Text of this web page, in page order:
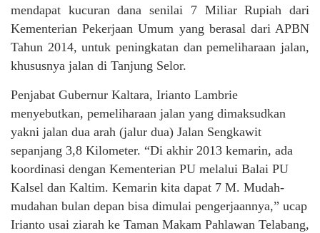
mendapat kucuran dana senilai 7 Miliar Rupiah dari
Kementerian Pekerjaan Umum yang berasal dari APBN
Tahun 2014, untuk peningkatan dan pemeliharaan jalan,
khususnya jalan di Tanjung Selor.
Penjabat Gubernur Kaltara, Irianto Lambrie
menyebutkan, pemeliharaan jalan yang dimaksudkan
yakni jalan dua arah (jalur dua) Jalan Sengkawit
sepanjang 3,8 Kilometer. “Di akhir 2013 kemarin, ada
koordinasi dengan Kementerian PU melalui Balai PU
Kalsel dan Kaltim. Kemarin kita dapat 7 M. Mudah-
mudahan bulan depan bisa dimulai pengerjaannya,” ucap
Irianto usai ziarah ke Taman Makam Pahlawan Telabang,